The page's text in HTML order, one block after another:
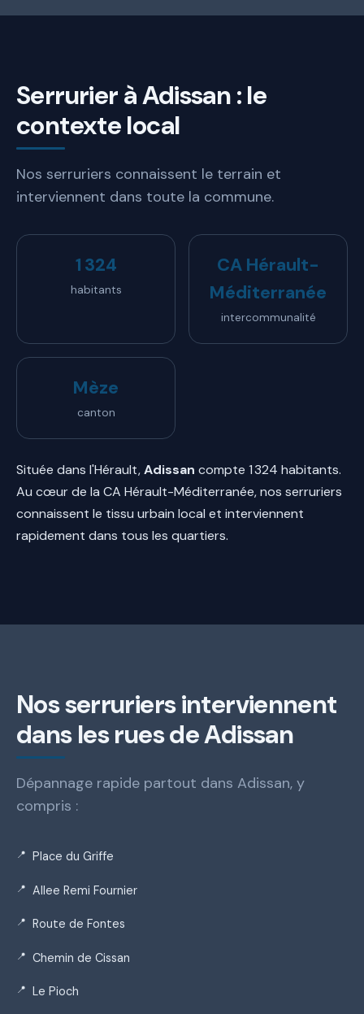
Serrurier à Adissan : le
contexte local
Nos serruriers connaissent le terrain et
interviennent dans toute la commune.
1 324
habitants
CA Hérault-
Méditerranée
intercommunalité
Mèze
canton
Située dans l'Hérault,Adissan compte 1 324 habitants.
Au cœur de la CA Hérault-Méditerranée, nos serruriers
connaissent le tissu urbain local et interviennent
rapidement dans tous les quartiers.
Nos serruriers interviennent
dans les rues de Adissan
Dépannage rapide partout dans Adissan, y
compris :
Place du Griffe
Allee Remi Fournier
Route de Fontes
Chemin de Cissan
Le Pioch